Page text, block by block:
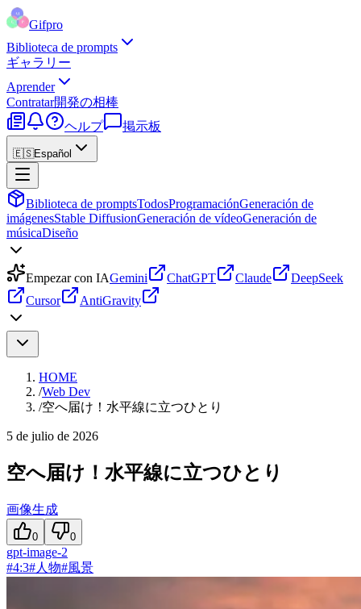
Gifpro
Biblioteca de prompts
ギャラリー
Aprender
Contratar開発の相棒
ヘルプ
掲示板
🇪🇸Español
Biblioteca de promptsTodosProgramaciónGeneración de
imágenesStable DiffusionGeneración de vídeoGeneración de
músicaDiseño
Empezar con IAGemini ChatGPT Claude
DeepSeek
Cursor
AntiGravity
HOME
/Web Dev
/空へ届け！水平線に立つひとり
5 de julio de 2026
空へ届け！水平線に立つひとり
画像生成
0 0
gpt-image-2
#4:3#人物#風景